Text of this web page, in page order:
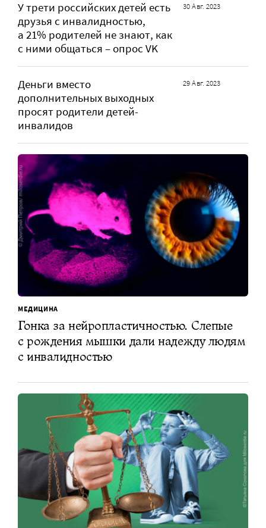
У трети российских детей есть
друзья с инвалидностью,
а 21% родителей не знают, как
с ними общаться – опрос VK
30 Авг. 2023
Деньги вместо
дополнительных выходных
просят родители детей-
инвалидов
29 Авг. 2023
МЕДИЦИНА
Гонка за нейропластичностью. Слепые
с рождения мышки дали надежду людям
с инвалидностью